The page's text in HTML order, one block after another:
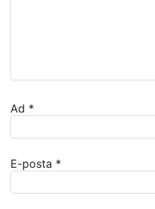
Ad *
E-posta *